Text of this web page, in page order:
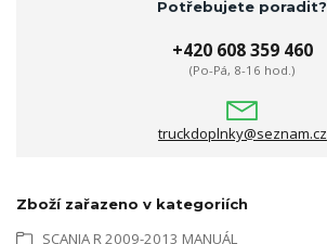
Potřebujete poradit?
+420 608 359 460
(Po-Pá, 8-16 hod.)
truckdoplnky@seznam.cz
Zboží zařazeno v kategoriích
SCANIA R 2009-2013 MANUÁL